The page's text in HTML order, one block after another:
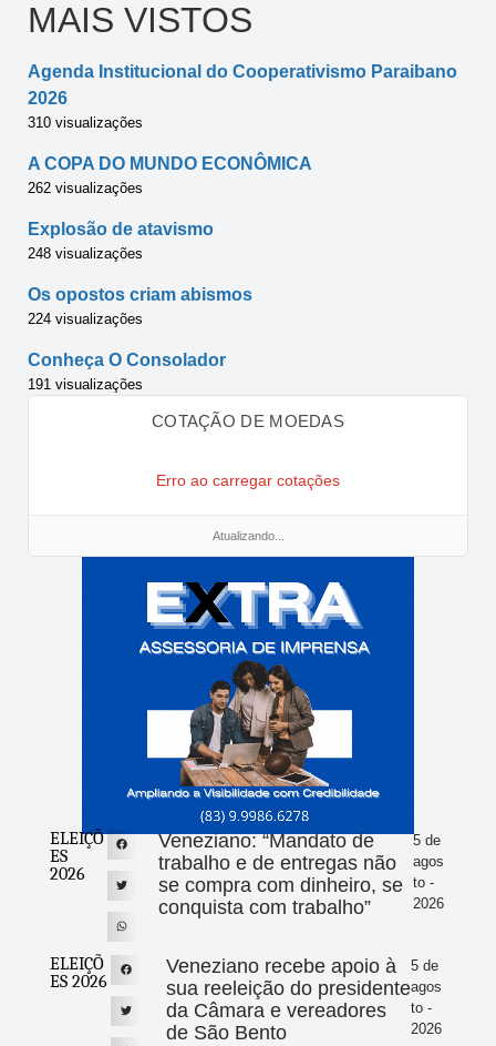
MAIS VISTOS
Agenda Institucional do Cooperativismo Paraibano
2026
310 visualizações
A COPA DO MUNDO ECONÔMICA
262 visualizações
Explosão de atavismo
248 visualizações
Os opostos criam abismos
224 visualizações
Conheça O Consolador
191 visualizações
COTAÇÃO DE MOEDAS
Erro ao carregar cotações
Atualizando...
ELEIÇÕ
ES
2026
Veneziano: “Mandato de
trabalho e de entregas não
se compra com dinheiro, se
conquista com trabalho”
5 de
agos
to -
2026
ELEIÇÕ
ES 2026
Veneziano recebe apoio à
sua reeleição do presidente
da Câmara e vereadores
de São Bento
5 de
agos
to -
2026